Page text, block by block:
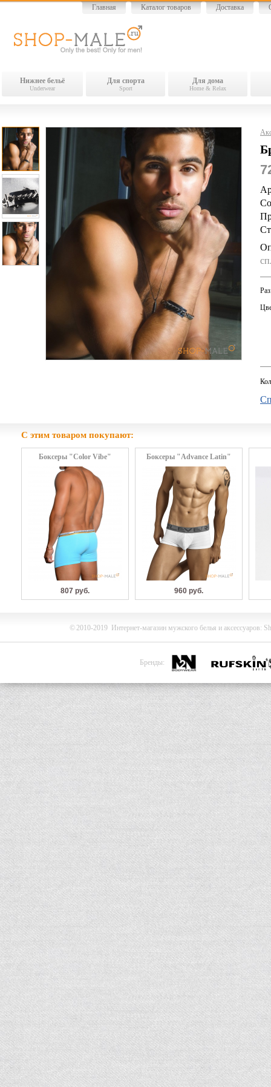
Главная Каталог товаров Доставка
Нижнее бельё
Underwear
Для спорта
Sport
Для дома
Home & Relax
С этим товаром покупают:
Боксеры "Color Vibe"
807 руб.
Боксеры "Advance Latin"
960 руб.
©2010-2019 Интернет-магазин мужского белья и аксессуаров:
Бренды: